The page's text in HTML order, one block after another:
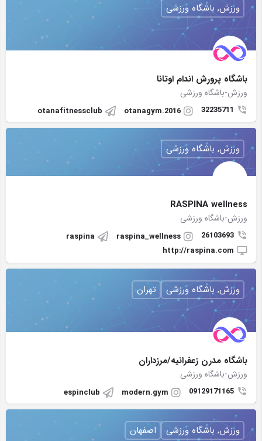
باشگاه پرورش اندام اوتانا
ورزش-باشگاه ورزشی
32235711
otanagym.2016
otanafitnessclub
ورزش, باشگاه ورزشی
RASPINA wellness
ورزش-باشگاه ورزشی
26103693
raspina_wellness
raspina
http://raspina.com
ورزش, باشگاه ورزشی
باشگاه مدرن زعفرانيه/مرزداران
ورزش-باشگاه ورزشی
09129171165
modern.gym
espinclub
ورزش, باشگاه ورزشی تهران
ورزش, باشگاه ورزشی اصفهان